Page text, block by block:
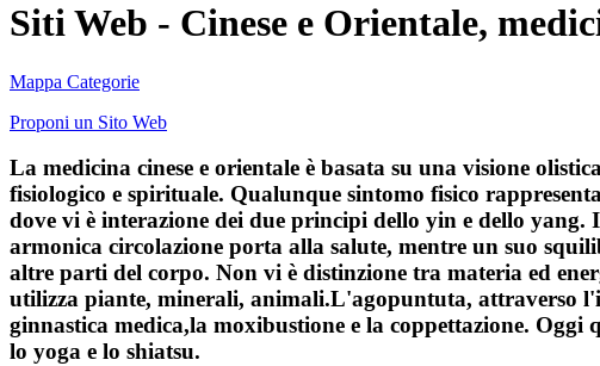
Siti Web - Cinese e Orientale,
Mappa Categorie
Proponi un Sito Web
La medicina cinese e orientale è basata su una visione
fisiologico e spirituale. Qualunque sintomo fisico
dove vi è interazione dei due principi dello yin e dello
armonica circolazione porta alla salute, mentre un suo
altre parti del corpo. Non vi è distinzione tra materia ed
utilizza piante, minerali, animali.L'agopuntuta, attraverso
ginnastica medica,la moxibustione e la coppettazione.
lo yoga e lo shiatsu.